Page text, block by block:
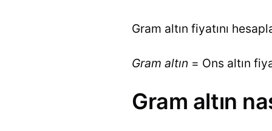
Gram altın fiyatını
Gram altın = Ons altın
Gram altın